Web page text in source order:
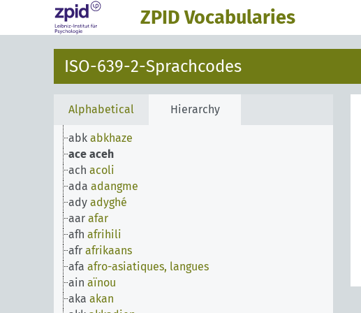
ZPID Vocabularies
ISO-639-2-Sprachcodes
Alphabetical Hierarchy
abk abkhaze
ace aceh
ach acoli
ada adangme
ady adyghé
aar afar
afh afrihili
afr afrikaans
afa afro-asiatiques, langues
ain aïnou
aka akan